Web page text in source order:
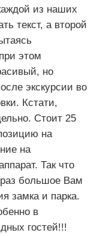
из наших
текст, а второй
этом
но
экскурсии во
Кстати,
Стоит 25
на
на
Так что
большое Вам
замка и парка.
в
гостей!!!